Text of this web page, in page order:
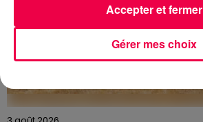
Gérer mes choix
Accepter et fermer